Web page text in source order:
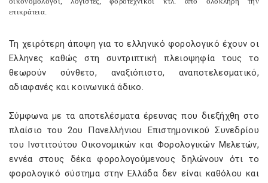
επικράτεια.
Τη χειρότερη άποψη για το ελληνικό φορολογικό έχουν οι
Ελληνες καθώς στη συντριπτική πλειοψηφία τους το
θεωρούν σύνθετο, αναξιόπιστο, αναποτελεσματικό,
αδιαφανές και κοινωνικά άδικο.
Σύμφωνα με τα αποτελέσματα έρευνας που διεξήχθη στο
πλαίσιο του 2ου Πανελλήνιου Επιστημονικού Συνεδρίου
του Ινστιτούτου Οικονομικών και Φορολογικών Μελετών,
εννέα στους δέκα φορολογούμενους δηλώνουν ότι το
φορολογικό σύστημα στην Ελλάδα δεν είναι καθόλου και